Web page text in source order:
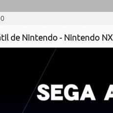
de Nintendo - Nintendo NX